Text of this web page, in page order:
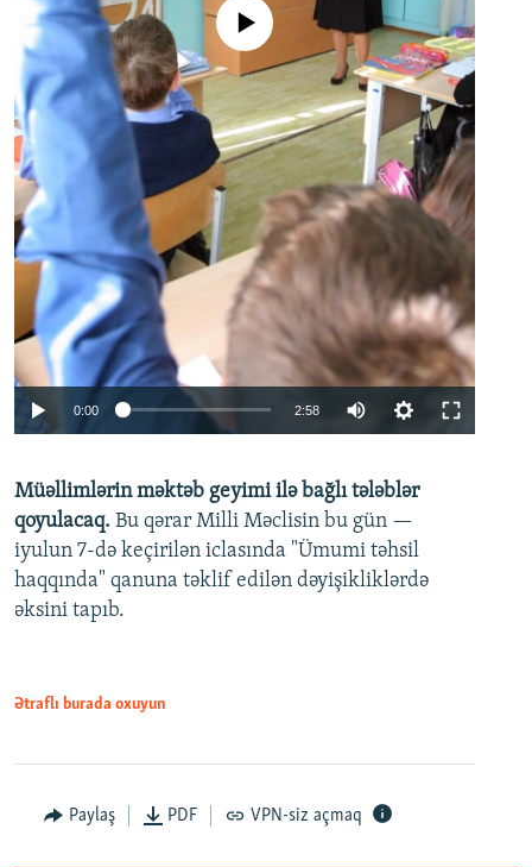
Auto 240p 360p 480p
No media source currently available
0:00 2:58
360p
480p
720p
Müəllimlərin məktəb geyimi ilə bağlı tələblər
qoyulacaq. Bu qərar Milli Məclisin bu gün —
iyulun 7-də keçirilən iclasında "Ümumi təhsil
haqqında" qanuna təklif edilən dəyişikliklərdə
əksini tapıb.
Ətraflı burada oxuyun
Paylaş PDF VPN-siz açmaq